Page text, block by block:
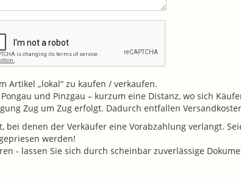
Artikel „lokal“ zu kaufen / verkaufen.
und Pinzgau – kurzum eine Distanz, wo sich
Zug um Zug erfolgt. Dadurch entfallen
denen der Verkäufer eine Vorabzahlung verlangt.
werden!
- lassen Sie sich durch scheinbar zuverlässige